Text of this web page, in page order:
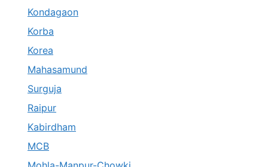
Kondagaon
Korba
Korea
Mahasamund
Surguja
Raipur
Kabirdham
MCB